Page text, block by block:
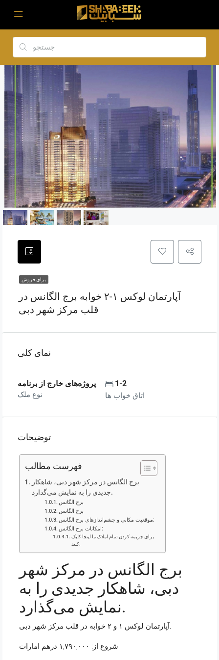
برای فروش
آپارتمان لوکس ۱-۲ خوابه برج الگانس در
قلب مرکز شهر دبی
نمای کلی
پروژه‌های خارج از برنامه
نوع ملک
1-2
اتاق خواب ها
توضیحات
فهرست مطالب
برج الگانس در مرکز شهر دبی، شاهکار
جدیدی را به نمایش می‌گذارد.
برج الگانس
برج الگانس
موقعیت مکانی و چشم‌اندازهای برج الگانس:
امکانات برج الگانس:
برای جریمه کردن تمام املاک ما اینجا کلیک
کنید.
برج الگانس در مرکز شهر
دبی، شاهکار جدیدی را به
نمایش می‌گذارد.
آپارتمان لوکس ۱ و ۲ خوابه در قلب مرکز شهر دبی.
شروع از: ۱,۷۹۰,۰۰۰ درهم امارات